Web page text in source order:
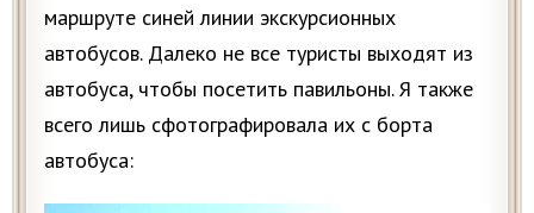
маршруте синей линии экскурсионных
автобусов. Далеко не все туристы выходят из
автобуса, чтобы посетить павильоны. Я также
всего лишь сфотографировала их с борта
автобуса: